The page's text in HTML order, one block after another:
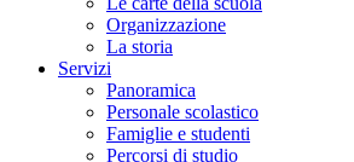
Organizzazione
La storia
Servizi
Panoramica
Personale scolastico
Famiglie e studenti
Percorsi di studio